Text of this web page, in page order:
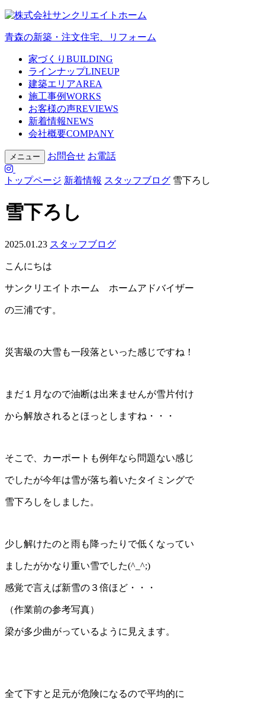
青森の新築・注文住宅、リフォーム
家づくり BUILDING
ラインナップLINEUP
建築エリアAREA
施工事例WORKS
お客様の声REVIEWS
新着情報NEWS
会社概要COMPANY
メニュー お問合せ お電話
トップページ 新着情報 スタッフブログ 雪下ろし
雪下ろし
2025.01.23 スタッフブログ
こんにちは
サンクリエイトホーム ホームアドバイザー
の三浦です。
災害級の大雪も一段落といった感じですね！
まだ１月なので油断は出来ませんが雪片付け
から解放されるとほっとしますね・・・
そこで、カーポートも例年なら問題ない感じ
でしたが今年は雪が落ち着いたタイミングで
雪下ろしをしました。
少し解けたのと雨も降ったりで低くなってい
ましたがかなり重い雪でした(^_^;)
感覚で言えば新雪の３倍ほど・・・
（作業前の参考写真）
梁が多少曲がっているように見えます。
全て下すと足元が危険になるので平均的に